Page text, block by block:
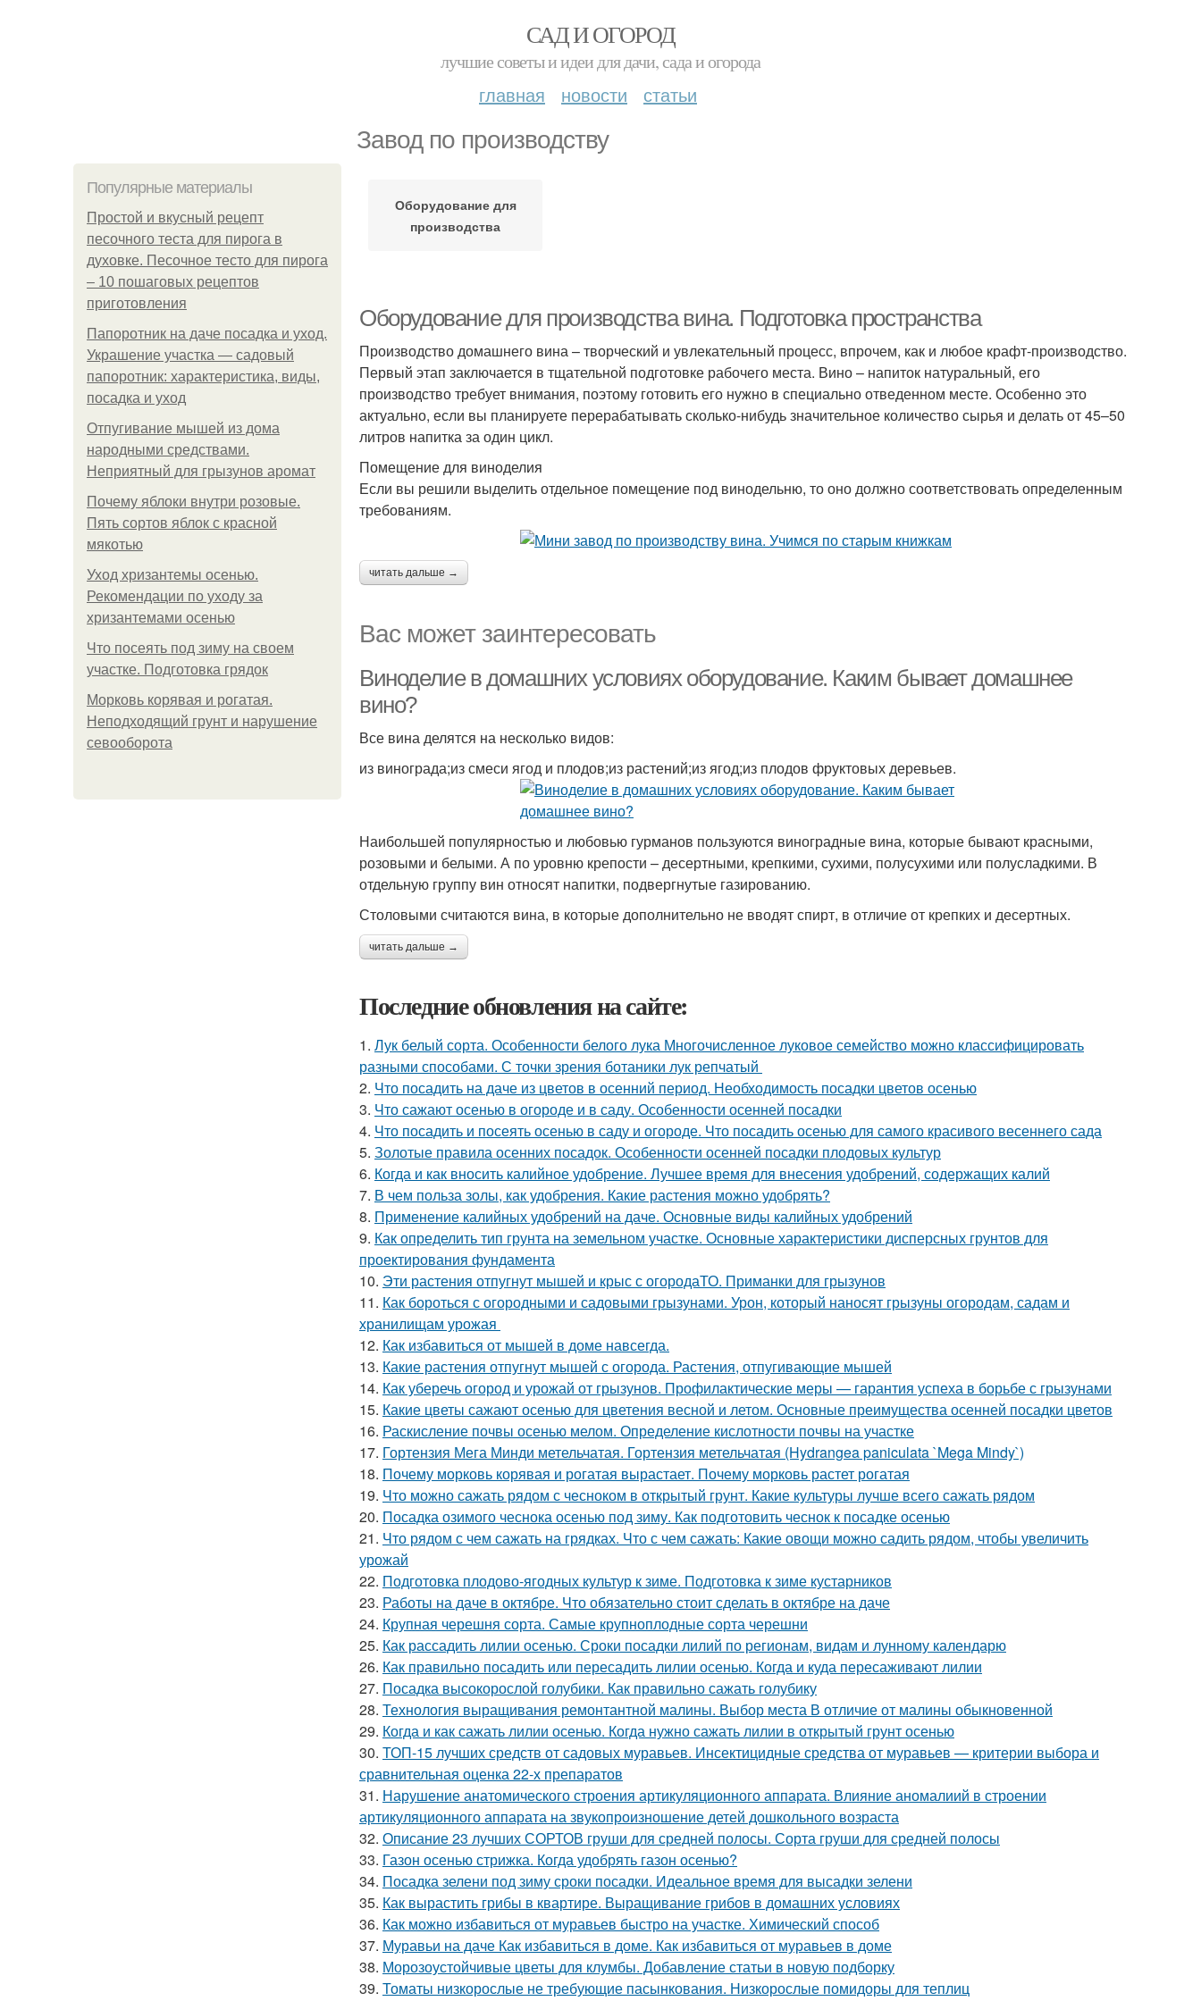
САД И ОГОРОД
лучшие советы и идеи для дачи, сада и огорода
главная новости статьи
Завод по производству
Популярные материалы
Простой и вкусный рецепт
песочного теста для пирога в
духовке. Песочное тесто для пирога
– 10 пошаговых рецептов
приготовления
Папоротник на даче посадка и уход.
Украшение участка — садовый
папоротник: характеристика, виды,
посадка и уход
Отпугивание мышей из дома
народными средствами.
Неприятный для грызунов аромат
Почему яблоки внутри розовые.
Пять сортов яблок с красной
мякотью
Уход хризантемы осенью.
Рекомендации по уходу за
хризантемами осенью
Что посеять под зиму на своем
участке. Подготовка грядок
Морковь корявая и рогатая.
Неподходящий грунт и нарушение
севооборота
Оборудование для
производства
Оборудование для производства вина. Подготовка пространства
Производство домашнего вина – творческий и увлекательный процесс, впрочем, как и любое крафт-производство.
Первый этап заключается в тщательной подготовке рабочего места. Вино – напиток натуральный, его
производство требует внимания, поэтому готовить его нужно в специально отведенном месте. Особенно это
актуально, если вы планируете перерабатывать сколько-нибудь значительное количество сырья и делать от 45–50
литров напитка за один цикл.
Помещение для виноделия
Если вы решили выделить отдельное помещение под винодельню, то оно должно соответствовать определенным
требованиям.
читать дальше →
Вас может заинтересовать
Виноделие в домашних условиях оборудование. Каким бывает домашнее
вино?
Все вина делятся на несколько видов:
из винограда;из смеси ягод и плодов;из растений;из ягод;из плодов фруктовых деревьев.
Наибольшей популярностью и любовью гурманов пользуются виноградные вина, которые бывают красными,
розовыми и белыми. А по уровню крепости – десертными, крепкими, сухими, полусухими или полусладкими. В
отдельную группу вин относят напитки, подвергнутые газированию.
Столовыми считаются вина, в которые дополнительно не вводят спирт, в отличие от крепких и десертных.
читать дальше →
Последние обновления на сайте:
1. Лук белый сорта. Особенности белого лука Многочисленное луковое семейство можно классифицировать
разными способами. С точки зрения ботаники лук репчатый
2. Что посадить на даче из цветов в осенний период. Необходимость посадки цветов осенью
3. Что сажают осенью в огороде и в саду. Особенности осенней посадки
4. Что посадить и посеять осенью в саду и огороде. Что посадить осенью для самого красивого весеннего сада
5. Золотые правила осенних посадок. Особенности осенней посадки плодовых культур
6. Когда и как вносить калийное удобрение. Лучшее время для внесения удобрений, содержащих калий
7. В чем польза золы, как удобрения. Какие растения можно удобрять?
8. Применение калийных удобрений на даче. Основные виды калийных удобрений
9. Как определить тип грунта на земельном участке. Основные характеристики дисперсных грунтов для
проектирования фундамента
10. Эти растения отпугнут мышей и крыс с огородаТО. Приманки для грызунов
11. Как бороться с огородными и садовыми грызунами. Урон, который наносят грызуны огородам, садам и
хранилищам урожая
12. Как избавиться от мышей в доме навсегда.
13. Какие растения отпугнут мышей с огорода. Растения, отпугивающие мышей
14. Как уберечь огород и урожай от грызунов. Профилактические меры — гарантия успеха в борьбе с грызунами
15. Какие цветы сажают осенью для цветения весной и летом. Основные преимущества осенней посадки цветов
16. Раскисление почвы осенью мелом. Определение кислотности почвы на участке
17. Гортензия Мега Минди метельчатая. Гортензия метельчатая (Hydrangea paniculata `Mega Mindy`)
18. Почему морковь корявая и рогатая вырастает. Почему морковь растет рогатая
19. Что можно сажать рядом с чесноком в открытый грунт. Какие культуры лучше всего сажать рядом
20. Посадка озимого чеснока осенью под зиму. Как подготовить чеснок к посадке осенью
21. Что рядом с чем сажать на грядках. Что с чем сажать: Какие овощи можно садить рядом, чтобы увеличить
урожай
22. Подготовка плодово-ягодных культур к зиме. Подготовка к зиме кустарников
23. Работы на даче в октябре. Что обязательно стоит сделать в октябре на даче
24. Крупная черешня сорта. Самые крупноплодные сорта черешни
25. Как рассадить лилии осенью. Сроки посадки лилий по регионам, видам и лунному календарю
26. Как правильно посадить или пересадить лилии осенью. Когда и куда пересаживают лилии
27. Посадка высокорослой голубики. Как правильно сажать голубику
28. Технология выращивания ремонтантной малины. Выбор места В отличие от малины обыкновенной
29. Когда и как сажать лилии осенью. Когда нужно сажать лилии в открытый грунт осенью
30. ТОП-15 лучших средств от садовых муравьев. Инсектицидные средства от муравьев — критерии выбора и
сравнительная оценка 22-х препаратов
31. Нарушение анатомического строения артикуляционного аппарата. Влияние аномалиий в строении
артикуляционного аппарата на звукопроизношение детей дошкольного возраста
32. Описание 23 лучших СОРТОВ груши для средней полосы. Сорта груши для средней полосы
33. Газон осенью стрижка. Когда удобрять газон осенью?
34. Посадка зелени под зиму сроки посадки. Идеальное время для высадки зелени
35. Как вырастить грибы в квартире. Выращивание грибов в домашних условиях
36. Как можно избавиться от муравьев быстро на участке. Химический способ
37. Муравьи на даче Как избавиться в доме. Как избавиться от муравьев в доме
38. Морозоустойчивые цветы для клумбы. Добавление статьи в новую подборку
39. Томаты низкорослые не требующие пасынкования. Низкорослые помидоры для теплиц